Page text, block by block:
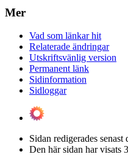
Mer
Vad som länkar hit
Relaterade ändringar
Utskriftsvänlig version
Permanent länk
Sidinformation
Sidloggar
Sidan redigerades
Den här sidan har visats